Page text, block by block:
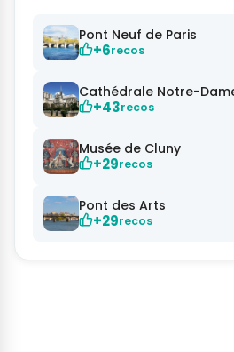
Pont Neuf de Paris
+6recos
Cathédrale Notre-
+43recos
Musée de Cluny
+29recos
Pont des Arts
+29recos